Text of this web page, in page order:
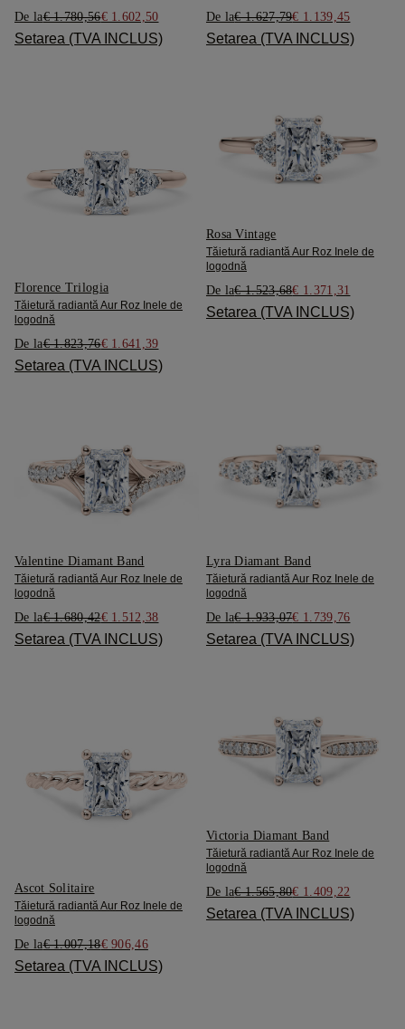
De la€ 1.780,56€ 1.602,50
Setarea (TVA INCLUS)
De la€ 1.627,79€ 1.139,45
Setarea (TVA INCLUS)
Florence Trilogia
Tăietură radiantă Aur Roz Inele de
logodnă
De la€ 1.823,76€ 1.641,39
Setarea (TVA INCLUS)
Rosa Vintage
Tăietură radiantă Aur Roz Inele de
logodnă
De la€ 1.523,68€ 1.371,31
Setarea (TVA INCLUS)
Valentine Diamant Band
Tăietură radiantă Aur Roz Inele de
logodnă
De la€ 1.680,42€ 1.512,38
Setarea (TVA INCLUS)
Lyra Diamant Band
Tăietură radiantă Aur Roz Inele de
logodnă
De la€ 1.933,07€ 1.739,76
Setarea (TVA INCLUS)
Ascot Solitaire
Tăietură radiantă Aur Roz Inele de
logodnă
De la€ 1.007,18€ 906,46
Setarea (TVA INCLUS)
Victoria Diamant Band
Tăietură radiantă Aur Roz Inele de
logodnă
De la€ 1.565,80€ 1.409,22
Setarea (TVA INCLUS)